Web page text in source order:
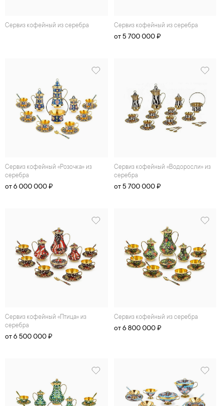
Сеpвиз кофейный из серебра Сеpвиз кофейный из серебра
от 5 700 000 ₽
Сеpвиз кофейный «Розочка» из
серебра
от 6 000 000 ₽
Сеpвиз кофейный «Водоросли» из
серебра
от 5 700 000 ₽
Сеpвиз кофейный «Птица» из
серебра
от 6 500 000 ₽
Сеpвиз кофейный из серебра
от 6 800 000 ₽